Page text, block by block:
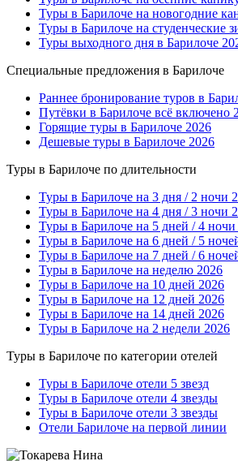
Туры в Барилоче на новогодние
Туры в Барилоче на студенческие
Туры выходного дня в Барилоче
Специальные предложения в Барилоче
Раннее бронирование туров в
Путёвки в Барилоче всё включено
Горящие туры в Барилоче 2026
Дешевые туры в Барилоче 2026
Туры в Барилоче по длительности
Туры в Барилоче на 3 дня / 2 ночи
Туры в Барилоче на 4 дня / 3 ночи
Туры в Барилоче на 5 дней / 4 ночи
Туры в Барилоче на 6 дней / 5
Туры в Барилоче на 7 дней / 6
Туры в Барилоче на неделю 2026
Туры в Барилоче на 10 дней 2026
Туры в Барилоче на 12 дней 2026
Туры в Барилоче на 14 дней 2026
Туры в Барилоче на 2 недели 2026
Туры в Барилоче по категории отелей
Туры в Барилоче отели 5 звезд
Туры в Барилоче отели 4 звезды
Туры в Барилоче отели 3 звезды
Отели Барилоче на первой линии